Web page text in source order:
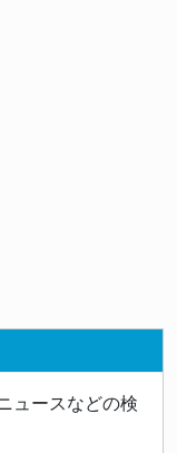
ュースなどの検